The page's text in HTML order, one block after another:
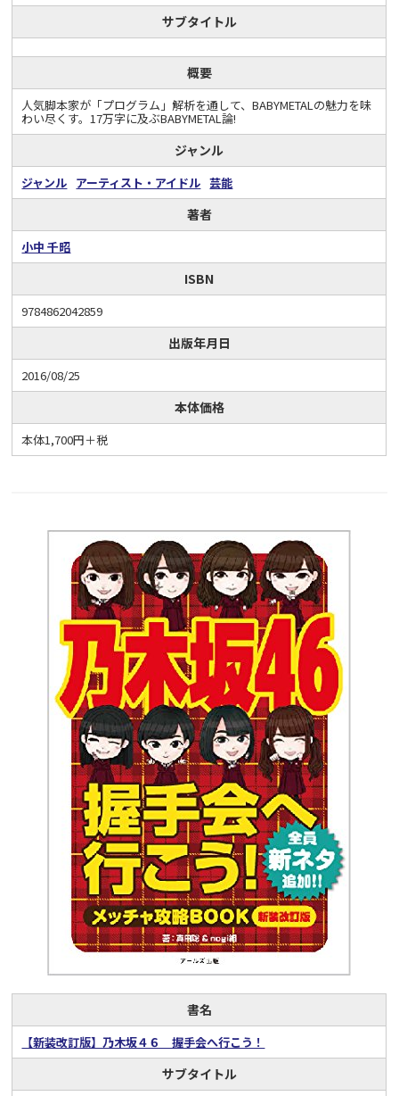
サブタイトル
概要
人気脚本家が「プログラム」解析を通して、BABYMETALの魅力を味
わい尽くす。17万字に及ぶBABYMETAL論!
ジャンル
ジャンル アーティスト・アイドル 芸能
著者
小中 千昭
ISBN
9784862042859
出版年月日
2016/08/25
本体価格
本体1,700円＋税
書名
【新装改訂版】乃木坂４６ 握手会へ行こう！
サブタイトル